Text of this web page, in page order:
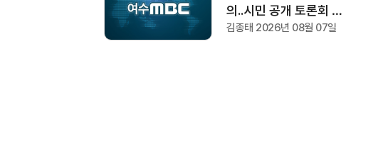
의..시민 공개 토론회 형
식 개최
김종태 2026년 08월 07일